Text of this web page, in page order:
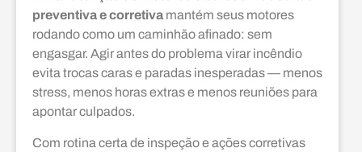
preventiva e corretiva mantém seus motores
rodando como um caminhão afinado: sem
engasgar. Agir antes do problema virar incêndio
evita trocas caras e paradas inesperadas — menos
stress, menos horas extras e menos reuniões para
apontar culpados.
Com rotina certa de inspeção e ações corretivas